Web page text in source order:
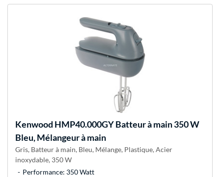
Kenwood HMP40.000GY Batteur à main 350 W
Bleu, Mélangeur à main
Gris, Batteur à main, Bleu, Mélange, Plastique, Acier
inoxydable, 350 W
Performance: 350 Watt